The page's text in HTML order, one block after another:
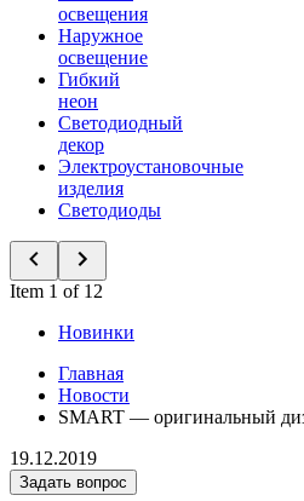
освещения
Наружное
освещение
Гибкий
неон
Светодиодный
декор
Электроустановочные
изделия
Светодиоды
Item 1 of 12
Новинки
Главная
Новости
SMART — оригинальный
19.12.2019
Задать вопрос